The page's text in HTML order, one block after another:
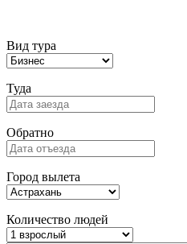
Вид тура
Туда
Обратно
Город вылета
Количество людей